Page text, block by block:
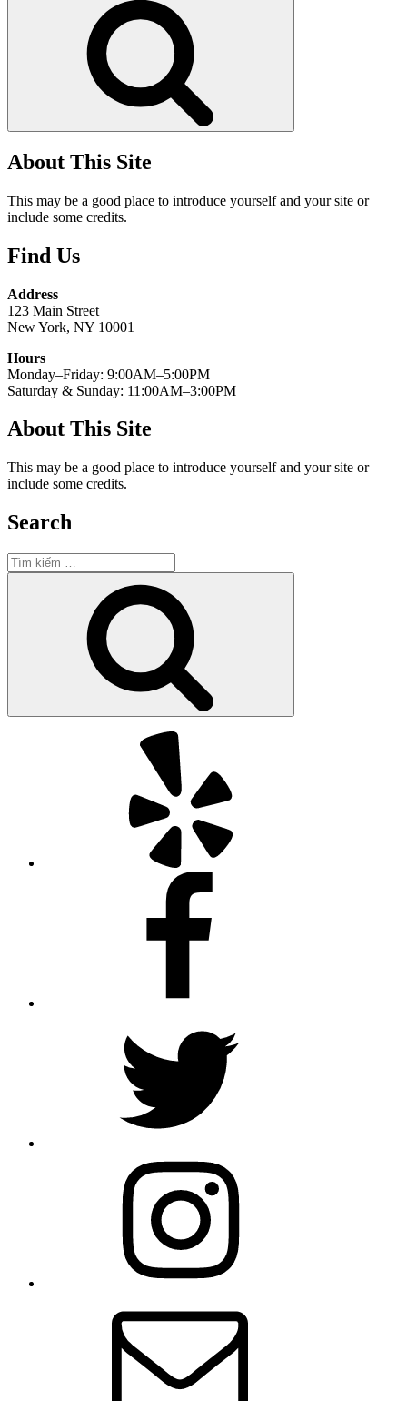
About This Site
This may be a good place to introduce yourself and your site or
include some credits.
Find Us
Address
123 Main Street
New York, NY 10001
Hours
Monday–Friday: 9:00AM–5:00PM
Saturday & Sunday: 11:00AM–3:00PM
About This Site
This may be a good place to introduce yourself and your site or
include some credits.
Search
Tìm
kiếm: